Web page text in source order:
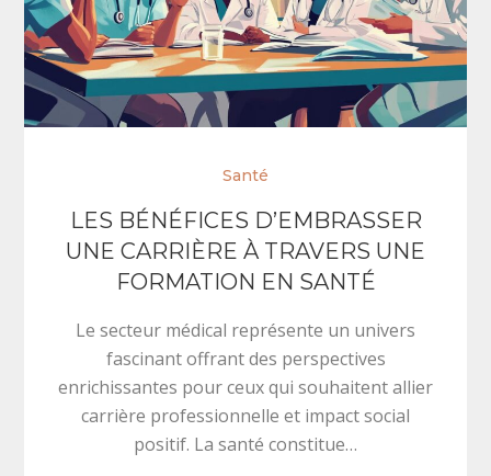
Santé
LES BÉNÉFICES D’EMBRASSER
UNE CARRIÈRE À TRAVERS UNE
FORMATION EN SANTÉ
Le secteur médical représente un univers
fascinant offrant des perspectives
enrichissantes pour ceux qui souhaitent allier
carrière professionnelle et impact social
positif. La santé constitue…